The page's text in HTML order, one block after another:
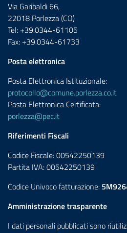
Via Garibaldi 66,
22018 Porlezza (CO)
Tel: +39.0344-61105
Fax: +39.0344-61733
Posta elettronica
Posta Elettronica Istituzionale:
protocollo@comune.porlezza.co.it
Posta Elettronica Certificata:
porlezza@pec.it
Riferimenti Fiscali
Codice Fiscale: 00542250139
Partita IVA: 00542250139
Codice Univoco fatturazione:
Amministrazione trasparente
I dati personali pubblicati sono